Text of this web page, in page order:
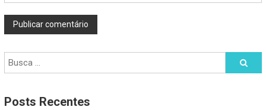
Posts Recentes